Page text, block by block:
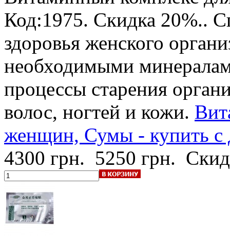
Код:1975. Скидка 20%..
здоровья женского
необходимыми
процессы старения
волос, ногтей и кожи.
женщин, Сумы - купить с
4300 грн. 5250 грн.